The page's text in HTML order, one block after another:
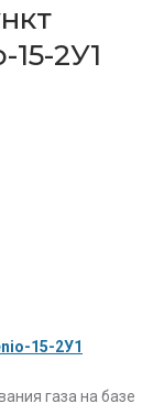
2У1
15-2У1
газа на базе